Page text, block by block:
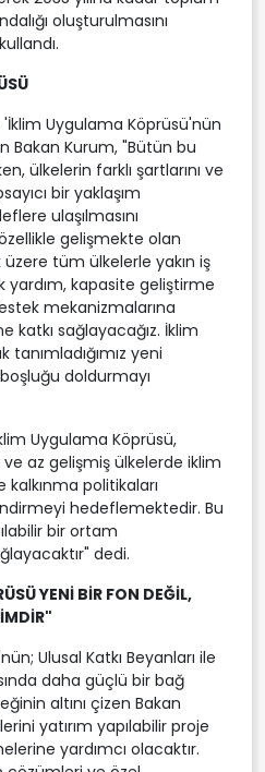
oluşturulmasını
'İklim Uygulama Köprüsü'nün
Bakan Kurum, "Bütün bu
ülkelerin farklı şartlarını ve
bir yaklaşım
ulaşılmasını
gelişmekte olan
tüm ülkelerle yakın iş
yardım, kapasite geliştirme
mekanizmalarına
katkı sağlayacağız. İklim
yeni
doldurmayı
Uygulama Köprüsü,
az gelişmiş ülkelerde iklim
politikaları
hedeflemektedir. Bu
bir ortam
dedi.
YENİ BİR FON DEĞİL,
Ulusal Katkı Beyanları ile
daha güçlü bir bağ
altını çizen Bakan
yatırım yapılabilir proje
yardımcı olacaktır.